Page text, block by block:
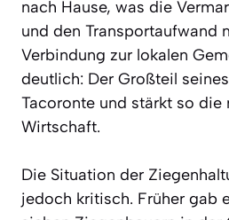
nach Hause, was die
und den Transportaufwand
Verbindung zur lokalen
deutlich: Der Großteil
Tacoronte und stärkt so die
Wirtschaft.
Die Situation der
jedoch kritisch. Früher gab